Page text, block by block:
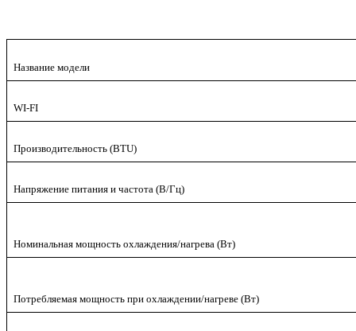
Название модели
WI-FI
Производительность (BTU)
Напряжение питания и частота (В/Гц)
Номинальная мощность охлаждения/нагрева (Вт)
Потребляемая мощность при охлаждении/нагреве (Вт)